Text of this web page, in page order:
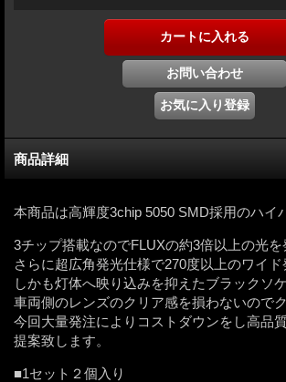
商品詳細
本商品は高輝度3chip 5050 SMD採用のハイ
3チップ搭載なのでFLUXの約3倍以上の光を
さらに超広角発光仕様で270度以上のワイド
しかも灯体へ映り込みを抑えたブラックソ
車両側のレンズのクリア感を損わないので
今回大量発注によりコストダウンをし高品
提案致します。
■1セット２個入り